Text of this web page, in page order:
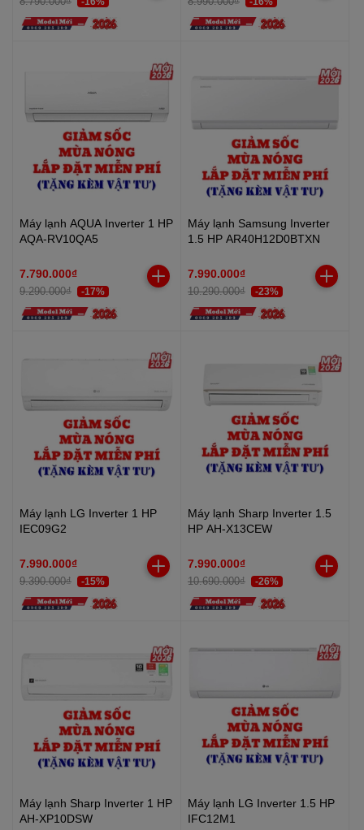
Máy lạnh AQUA Inverter 1 HP
AQA-RV10QA5
7.790.000₫
9.290.000₫ -17%
Máy lạnh Samsung Inverter
1.5 HP AR40H12D0BTXN
7.990.000₫
10.290.000₫ -23%
Máy lạnh LG Inverter 1 HP
IEC09G2
7.990.000₫
9.390.000₫ -15%
Máy lạnh Sharp Inverter 1.5
HP AH-X13CEW
7.990.000₫
10.690.000₫ -26%
Máy lạnh Sharp Inverter 1 HP
AH-XP10DSW
Máy lạnh LG Inverter 1.5 HP
IFC12M1